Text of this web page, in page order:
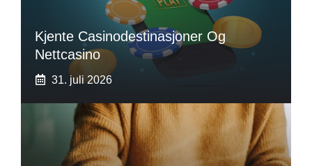
Kjente Casinodestinasjoner Og
Nettcasino
31. juli 2026